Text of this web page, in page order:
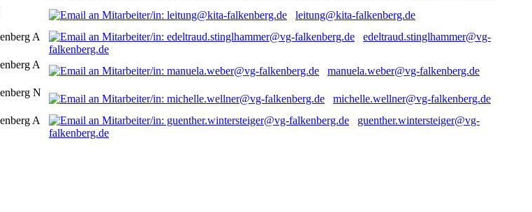
leitung@kita-falkenberg.de
A
edeltraud.stinglhammer@vg-
falkenberg.de
A
manuela.weber@vg-falkenberg.de
N
michelle.wellner@vg-falkenberg.de
A
guenther.wintersteiger@vg-
falkenberg.de